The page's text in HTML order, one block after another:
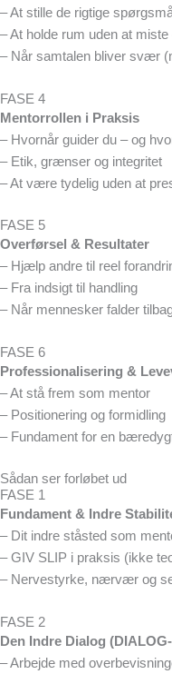
– At stille de rigtige
– At holde rum uden at
– Når samtalen bliver svær
FASE 4
Mentorrollen i Praksis
– Hvornår guider du – og
– Etik, grænser og integritet
– At være tydelig uden at
FASE 5
Overførsel & Resultater
– Hjælp andre til reel
– Fra indsigt til handling
– Når mennesker falder
FASE 6
Professionalisering &
– At stå frem som mentor
– Positionering og formidling
– Fundament for en
Sådan ser forløbet ud
FASE 1
Fundament & Indre
– Dit indre ståsted som
– GIV SLIP i praksis (ikke
– Nervestyrke, nærvær og
FASE 2
Den Indre Dialog
– Arbejde med